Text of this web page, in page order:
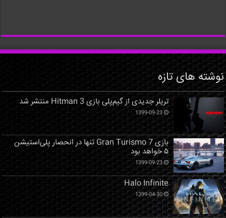
نوشته های تازه
تریلر جدیدی از گیم‌پلی بازی Hitman 3 منتشر شد
1399-09-23
بازی Gran Turismo 7 تنها در انحصار پلی‌استیشن
۵ خواهد بود
1399-09-23
Halo Infinite
1399-04-30